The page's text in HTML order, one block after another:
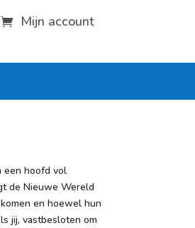
Mijn account
een hoofd vol
de Nieuwe Wereld
en hoewel hun
jij, vastbesloten om